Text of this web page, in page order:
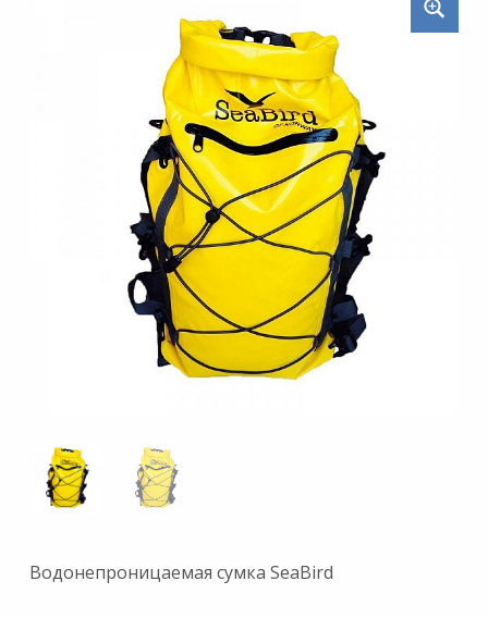
Водонепроницаемая сумка SeaBird